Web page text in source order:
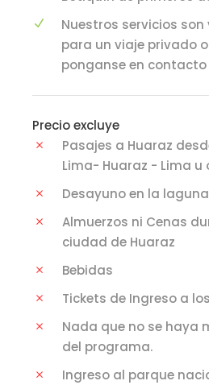
Nuestros servicios son
para un viaje privado
ponganse en
Precio excluye
Pasajes a Huaraz
Lima- Huaraz - Lima u
Desayuno en la
Almuerzos ni Cenas
ciudad de Huaraz
Bebidas
Tickets de Ingreso a
Nada que no se haya
del programa.
Ingreso al parque